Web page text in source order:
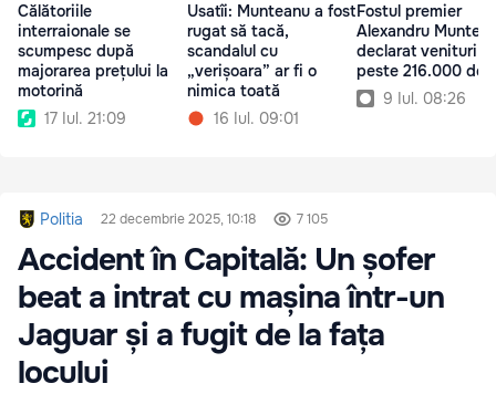
Călătoriile
interraionale se
scumpesc după
majorarea prețului la
motorină
17 Iul. 21:09
Usatîi: Munteanu a fost
rugat să tacă,
scandalul cu
„verișoara” ar fi o
nimica toată
16 Iul. 09:01
Fostul premier
Alexandru
declarat venituri
peste 216.000 de
9 Iul. 08:26
Politia 22 decembrie 2025, 10:18 7 105
Accident în Capitală: Un șofer
beat a intrat cu mașina într-un
Jaguar și a fugit de la fața
locului